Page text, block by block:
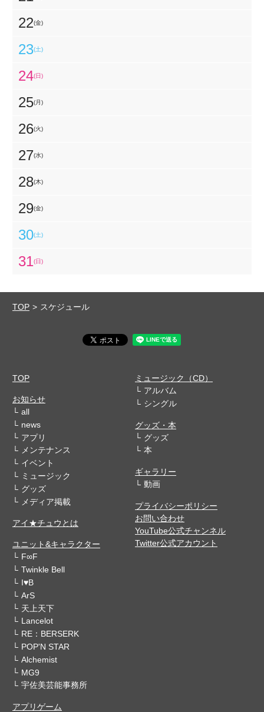
22(金)
23(土)
24(日)
25(月)
26(火)
27(水)
28(木)
29(金)
30(土)
31(日)
TOP スケジュール
TOP
お知らせ
all
news
アプリ
メンテナンス
イベント
ミュージック
グッズ
メディア掲載
アイ★チュウとは
ユニット&キャラクター
F∞F
Twinkle Bell
I♥B
ArS
天上天下
Lancelot
RE：BERSERK
POP'N STAR
Alchemist
MG9
宇佐美芸能事務所
アプリゲーム
ミュージック（CD）
アルバム
シングル
グッズ・本
グッズ
本
ギャラリー
動画
プライバシーポリシー
お問い合わせ
YouTube公式チャンネル
Twitter公式アカウント